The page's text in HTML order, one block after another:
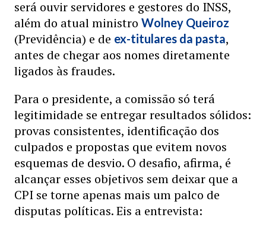
será ouvir servidores e gestores do INSS,
além do atual ministro Wolney Queiroz
(Previdência) e de ex-titulares da pasta,
antes de chegar aos nomes diretamente
ligados às fraudes.
Para o presidente, a comissão só terá
legitimidade se entregar resultados sólidos:
provas consistentes, identificação dos
culpados e propostas que evitem novos
esquemas de desvio. O desafio, afirma, é
alcançar esses objetivos sem deixar que a
CPI se torne apenas mais um palco de
disputas políticas. Eis a entrevista: